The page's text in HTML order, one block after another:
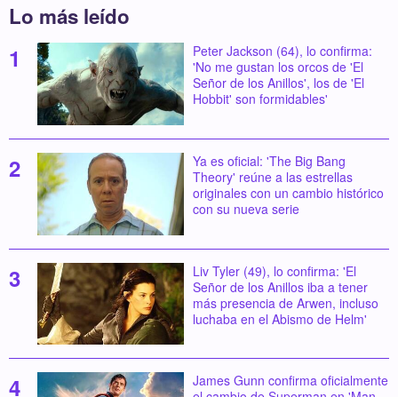
Lo más leído
Peter Jackson (64), lo confirma:
'No me gustan los orcos de 'El
Señor de los Anillos', los de 'El
Hobbit' son formidables'
Ya es oficial: 'The Big Bang
Theory' reúne a las estrellas
originales con un cambio histórico
con su nueva serie
Liv Tyler (49), lo confirma: 'El
Señor de los Anillos iba a tener
más presencia de Arwen, incluso
luchaba en el Abismo de Helm'
James Gunn confirma oficialmente